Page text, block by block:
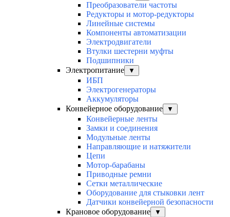
Преобразователи частоты
Редукторы и мотор-редукторы
Линейные системы
Компоненты автоматизации
Электродвигатели
Втулки шестерни муфты
Подшипники
Электропитание
▼
ИБП
Электрогенераторы
Аккумуляторы
Конвейерное оборудование
▼
Конвейерные ленты
Замки и соединения
Модульные ленты
Направляющие и натяжители
Цепи
Мотор-барабаны
Приводные ремни
Сетки металлические
Оборудование для стыковки лент
Датчики конвейерной безопасности
Крановое оборудование
▼